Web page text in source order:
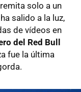
solo a un
salido a la luz,
de vídeos en
del Red Bull
fue la última